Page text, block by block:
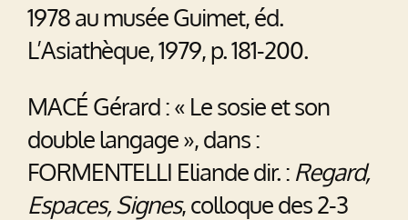
1978 au musée Guimet, éd.
L’Asiathèque, 1979, p. 181-200.
MACÉ Gérard : « Le sosie et son
double langage », dans :
FORMENTELLI Eliande dir. : Regard,
Espaces, Signes, colloque des 2-3